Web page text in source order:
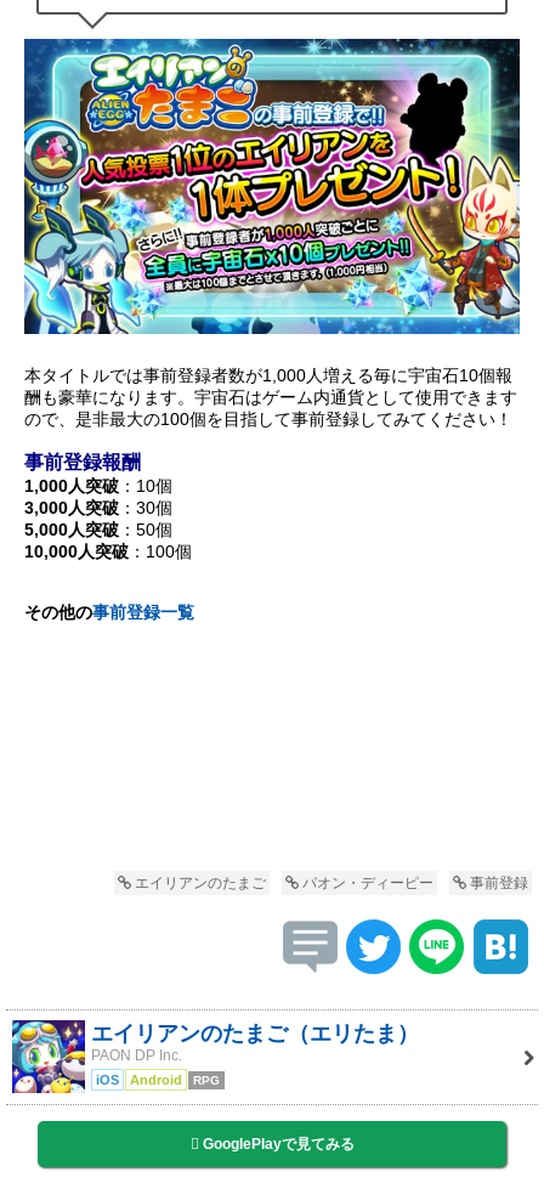
本タイトルでは事前登録者数が1,000人増える毎に宇宙石10個報
酬も豪華になります。宇宙石はゲーム内通貨として使用できます
ので、是非最大の100個を目指して事前登録してみてください！
事前登録報酬
1,000人突破 ：10個
3,000人突破 ：30個
5,000人突破 ：50個
10,000人突破 ：100個
その他の事前登録一覧
エイリアンのたまご パオン・ディーピー 事前登録
エイリアンのたまご（エリたま）
PAON DP Inc.
iOS Android RPG
GooglePlayで見てみる